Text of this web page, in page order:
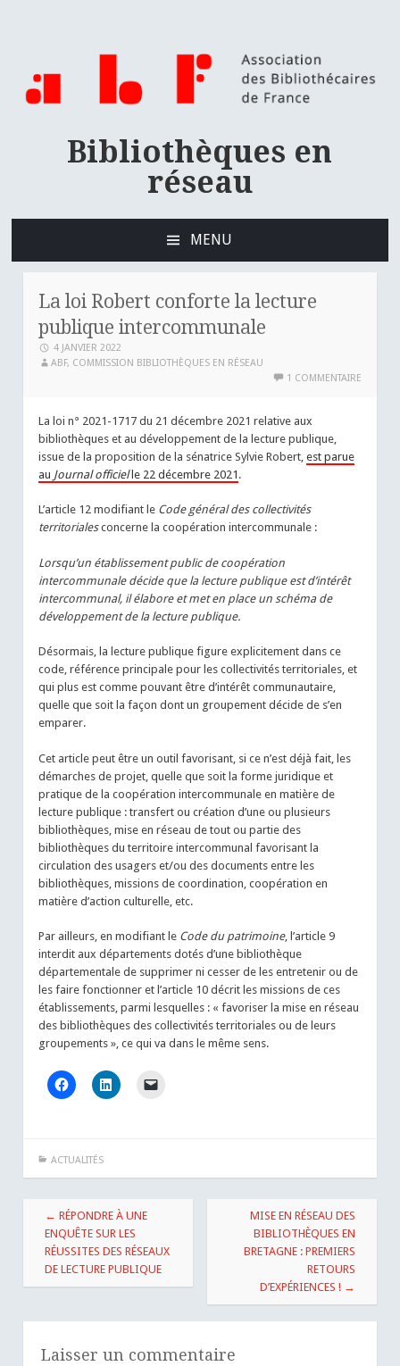
Bibliothèques en
réseau
MENU
CONTENU
PRINCIPAL
La loi Robert conforte la lecture
publique intercommunale
4 JANVIER 2022
ABF, COMMISSION BIBLIOTHÈQUES EN RÉSEAU
1 COMMENTAIRE
La loi n° 2021-1717 du 21 décembre 2021 relative aux
bibliothèques et au développement de la lecture publique,
issue de la proposition de la sénatrice Sylvie Robert,est parue
au Journal officielle 22 décembre 2021 .
L’article 12 modifiant le Code général des collectivités
territorialesconcerne la coopération intercommunale :
Lorsqu’un établissement public de coopération
intercommunale décide que la lecture publique est d’intérêt
intercommunal, il élabore et met en place un schéma de
développement de la lecture publique.
Désormais, la lecture publique figure explicitement dans ce
code, référence principale pour les collectivités territoriales, et
qui plus est comme pouvant être d’intérêt communautaire,
quelle que soit la façon dont un groupement décide de s’en
emparer.
Cet article peut être un outil favorisant, si ce n’est déjà fait, les
démarches de projet, quelle que soit la forme juridique et
pratique de la coopération intercommunale en matière de
lecture publique : transfert ou création d’une ou plusieurs
bibliothèques, mise en réseau de tout ou partie des
bibliothèques du territoire intercommunal favorisant la
circulation des usagers et/ou des documents entre les
bibliothèques, missions de coordination, coopération en
matière d’action culturelle, etc.
Par ailleurs, en modifiant le Code du patrimoine, l’article 9
interdit aux départements dotés d’une bibliothèque
départementale de supprimer ni cesser de les entretenir ou de
les faire fonctionner et l’article 10 décrit les missions de ces
établissements, parmi lesquelles : « favoriser la mise en réseau
des bibliothèques des collectivités territoriales ou de leurs
groupements », ce qui va dans le même sens.
ACTUALITÉS
Navigation
des
articles
← RÉPONDRE À UNE
ENQUÊTE SUR LES
RÉUSSITES DES RÉSEAUX
DE LECTURE PUBLIQUE
MISE EN RÉSEAU DES
BIBLIOTHÈQUES EN
BRETAGNE : PREMIERS
RETOURS
D’EXPÉRIENCES ! →
Laisser un commentaire